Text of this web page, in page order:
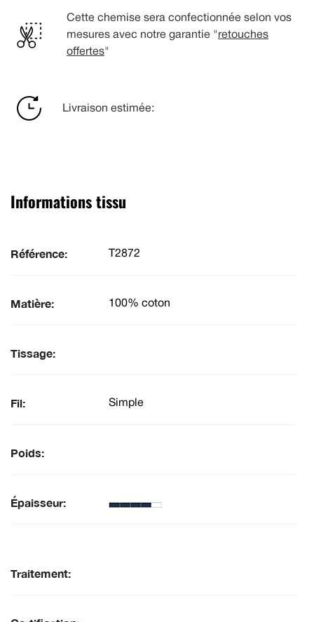
Cette chemise sera confectionnée selon vos
mesures avec notre garantie " retouches
offertes"
Livraison estimée:
Informations tissu
Référence: T2872
Matière: 100% coton
Tissage:
Fil: Simple
Poids:
Épaisseur:
Traitement: